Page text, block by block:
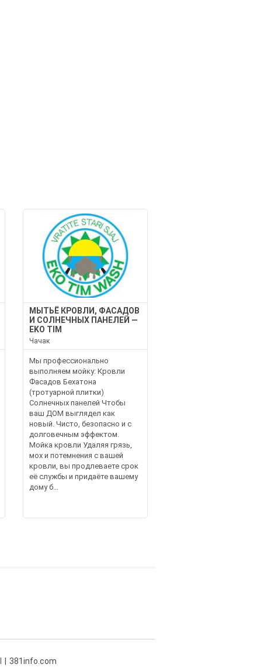
МЫТЬЁ КРОВЛИ, ФАСАДОВ
И СОЛНЕЧНЫХ ПАНЕЛЕЙ —
EKO TIM
Чачак
Мы профессионально
выполняем мойку: Кровли
Фасадов Бехатона
(тротуарной плитки)
Солнечных панелей Чтобы
ваш ДОМ выглядел как
новый. Чисто, безопасно и с
долговечным эффектом.
Мойка кровли Удаляя грязь,
мох и потемнения с вашей
кровли, вы продлеваете срок
её службы и придаёте вашему
дому б...
381info.com